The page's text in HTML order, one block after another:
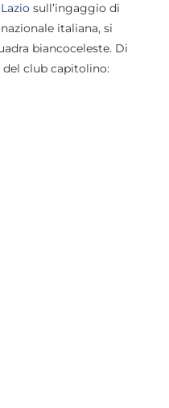
Lazio sull’ingaggio di
nazionale italiana, si
biancoceleste. Di
club capitolino: